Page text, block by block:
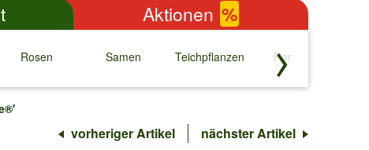
Aktionen %
Rosen Samen
↓
Teichpflanzen
↓
Raritäten
↓
vorheriger Artikel nächster Artikel